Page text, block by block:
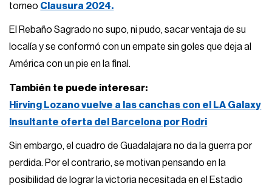
torneo Clausura 2024.
El Rebaño Sagrado no supo, ni pudo, sacar ventaja de su
localía y se conformó con un empate sin goles que deja al
América con un pie en la final.
También te puede interesar:
Hirving Lozano vuelve a las canchas con el LA Galaxy
Insultante oferta del Barcelona por Rodri
Sin embargo, el cuadro de Guadalajara no da la guerra por
perdida. Por el contrario, se motivan pensando en la
posibilidad de lograr la victoria necesitada en el Estadio